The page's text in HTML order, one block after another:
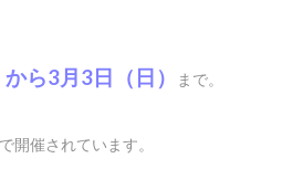
ら3月3日（日） まで。
開催されています。